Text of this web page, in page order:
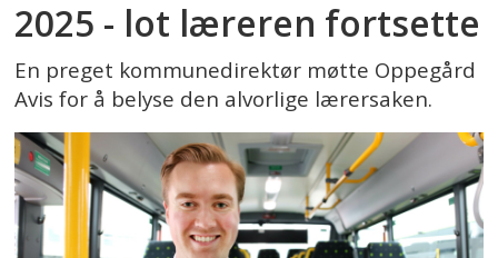
2025 - lot læreren fortsette
En preget kommunedirektør møtte Oppegård
Avis for å belyse den alvorlige lærersaken.